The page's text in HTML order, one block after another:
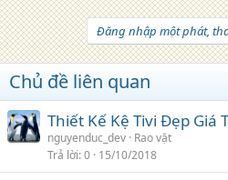
Đăng nhập một phát,
Chủ đề liên quan
Thiết Kế Kệ Tivi Đẹp Giá
nguyenduc_dev Rao vặt
Trả lời 0 15/10/2018